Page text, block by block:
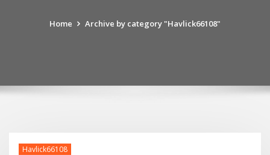
Home Archive by category "Havlick66108"
Havlick66108